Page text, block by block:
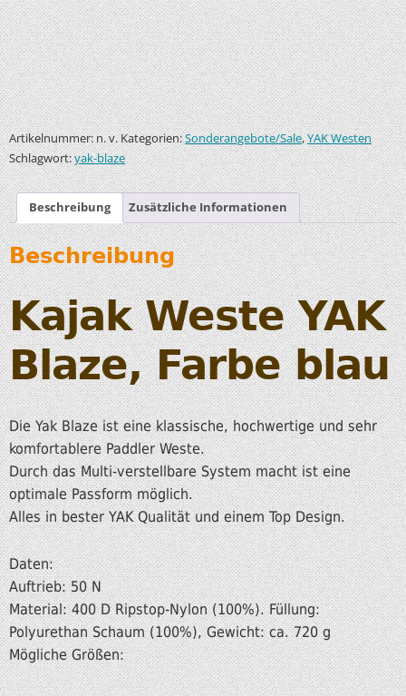
Artikelnummer:n. v. Kategorien:Sonderangebote/Sale,YAK Westen
Schlagwort:yak-blaze
Beschreibung Zusätzliche Informationen
Beschreibung
Kajak Weste YAK
Blaze, Farbe blau
Die Yak Blaze ist eine klassische, hochwertige und sehr
komfortablere Paddler Weste.
Durch das Multi-verstellbare System macht ist eine
optimale Passform möglich.
Alles in bester YAK Qualität und einem Top Design.
Daten:
Auftrieb: 50 N
Material: 400 D Ripstop-Nylon (100%). Füllung:
Polyurethan Schaum (100%), Gewicht: ca. 720 g
Mögliche Größen: